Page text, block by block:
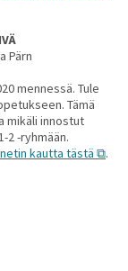
Pärn
mennessä. Tule
Tämä
mikäli innostut
2 -ryhmään.
netin kautta tästä .